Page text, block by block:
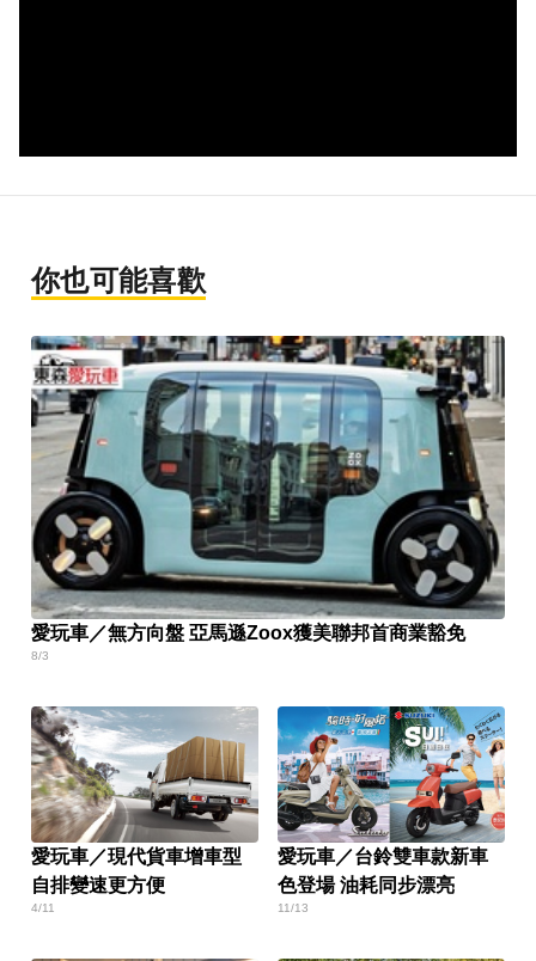
你也可能喜歡
愛玩車／無方向盤 亞馬遜Zoox獲美聯邦首商業豁免
8/3
愛玩車／現代貨車增車型
自排變速更方便
4/11
愛玩車／台鈴雙車款新車
色登場 油耗同步漂亮
11/13